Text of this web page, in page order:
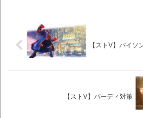
【ストV】バイソ
【ストV】バーディ対策